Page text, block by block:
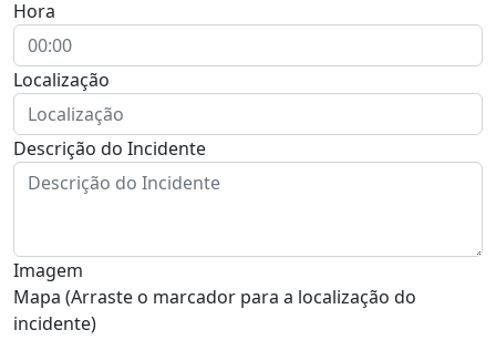
Hora
Localização
Descrição do Incidente
Imagem
Mapa (Arraste o marcador para a localização do
incidente)